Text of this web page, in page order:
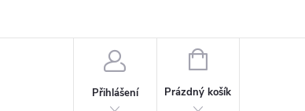
Přihlášení
NÁKUPNÍ
Prázdný košík